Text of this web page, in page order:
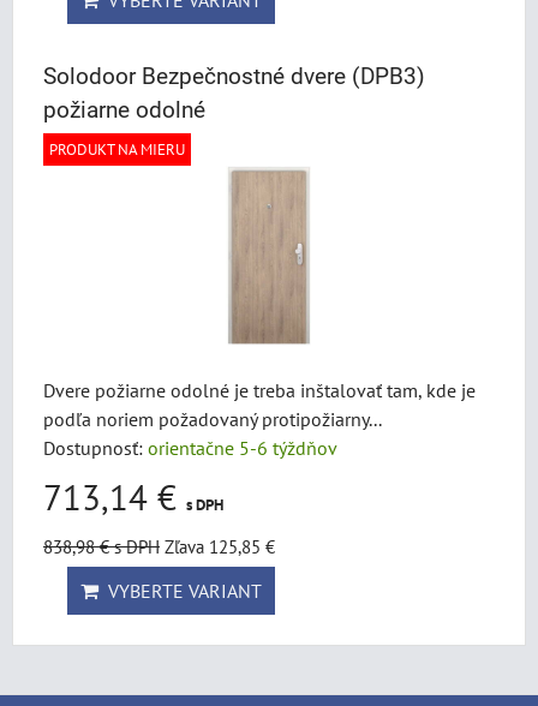
Solodoor Bezpečnostné dvere (DPB3)
požiarne odolné
PRODUKT NA MIERU
Dvere požiarne odolné je treba inštalovať tam, kde je
podľa noriem požadovaný protipožiarny...
Dostupnosť: orientačne 5-6 týždňov
713,14 € s DPH
838,98 €s DPH Zľava 125,85 €
VYBERTE VARIANT